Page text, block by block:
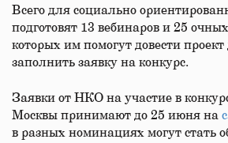
Всего для социально
подготовят 13 вебинаров и 25
которых им помогут довести
заполнить заявку на конкурс.
Заявки от НКО на участие в
Москвы принимают до 25 июня на
в разных номинациях могут стать